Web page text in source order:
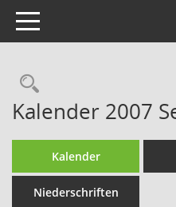
Toggle navigation
Kalender 2007
Kalender
Niederschriften